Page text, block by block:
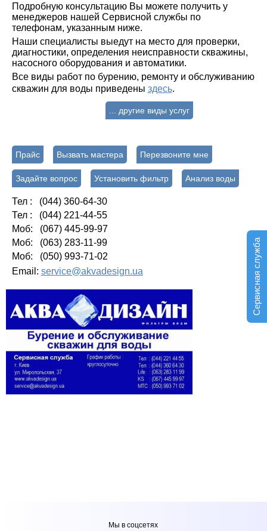
Сервисная служба
Подробную консультацию Вы можете получить у
менеджеров нашей Сервисной службы по
телефонам, указанным ниже.
Наши специалисты выедут на место для проверки,
диагностики, определения неисправности скважины,
насосного оборудования и автоматики.
Все виды работ по бурению, ремонту и обслуживанию
скважин для воды приведены здесь.
... другие виды услуг
Прайс Вызвать мастера Перезвоните мне
Задайте вопрос Установить фильтр Анализ воды
Тел : (044) 360-64-30
Тел : (044) 221-44-55
Моб: (067) 445-99-97
Моб: (063) 283-11-99
Моб: (050) 993-71-02
Email: service@akvadesign.ua
Мы в соцсетях